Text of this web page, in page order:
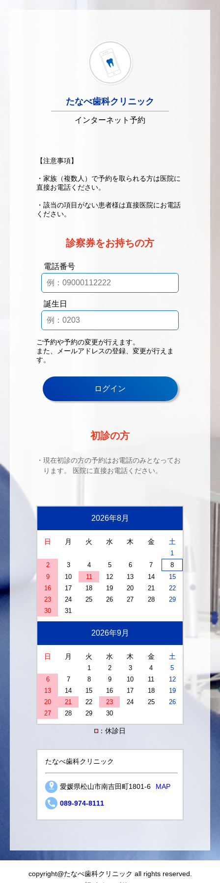
たなべ歯科クリニック
インターネット予約
【注意事項】
・家族（複数人）で予約を取られる方は医院に
直接お電話ください。
・該当の項目がない患者様は直接医院にお電話
ください。
診察券をお持ちの方
電話番号
誕生日
ご予約や予約の変更が行えます。
また、メールアドレスの登録、変更が行えま
す。
初診の方
・現在初診の方の予約はお電話のみとなってお
ります。 医院に直接お電話ください。
2026年8月
日 月 火 水 木 金 土
1
2
3 4 5 6 7
8
9
10 11 12 13 14
15
16
17 18 19 20 21
22
23
24 25 26 27 28
29
30
31
2026年9月
日 月 火 水 木 金 土
1 2 3 4
5
6
7 8 9 10 11
12
13
14 15 16 17 18
19
20
21 22 23 24 25
26
27
28 29 30
■ ：休診日
たなべ歯科クリニック
愛媛県松山市南吉田町1801-6 MAP
089-974-8111
copyright@たなべ歯科クリニック all rights reserved.